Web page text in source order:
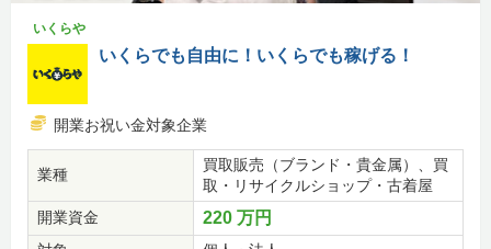
いくらや
いくらでも自由に！いくらでも稼げる！
開業お祝い金対象企業
業種
買取販売（ブランド・貴金属）、買
取・リサイクルショップ・古着屋
開業資金
220 万円